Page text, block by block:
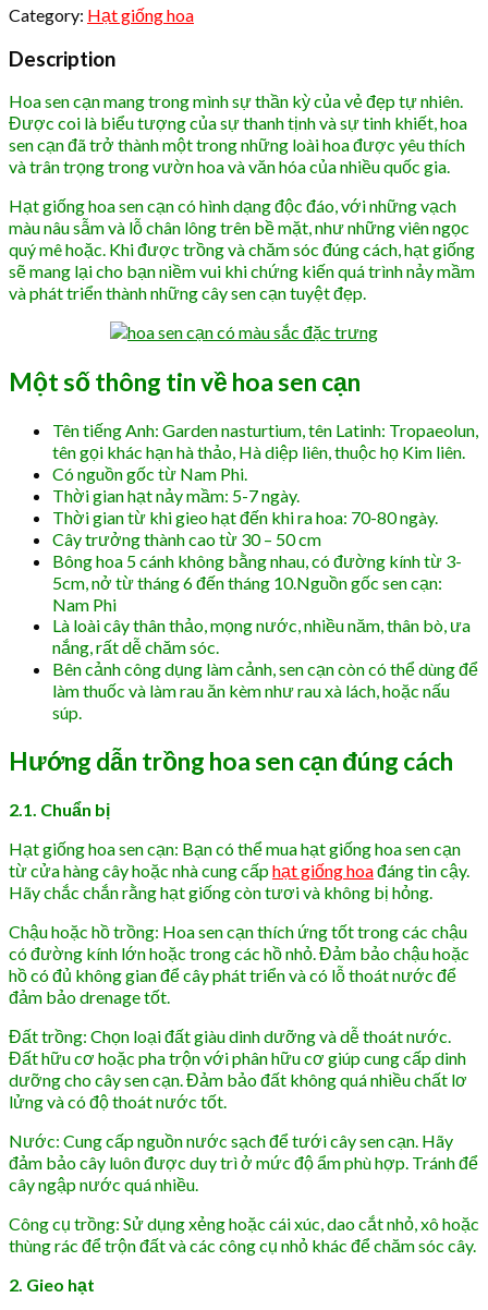
Category: Hạt giống hoa
Description
Hoa sen cạn mang trong mình sự thần kỳ của vẻ đẹp tự nhiên.
Được coi là biểu tượng của sự thanh tịnh và sự tinh khiết, hoa
sen cạn đã trở thành một trong những loài hoa được yêu thích
và trân trọng trong vườn hoa và văn hóa của nhiều quốc gia.
Hạt giống hoa sen cạn có hình dạng độc đáo, với những vạch
màu nâu sẫm và lỗ chân lông trên bề mặt, như những viên ngọc
quý mê hoặc. Khi được trồng và chăm sóc đúng cách, hạt giống
sẽ mang lại cho bạn niềm vui khi chứng kiến quá trình nảy mầm
và phát triển thành những cây sen cạn tuyệt đẹp.
Một số thông tin về hoa sen cạn
Tên tiếng Anh: Garden nasturtium, tên Latinh: Tropaeolun,
tên gọi khác hạn hà thảo, Hà diệp liên, thuộc họ Kim liên.
Có nguồn gốc từ Nam Phi.
Thời gian hạt nảy mầm: 5-7 ngày.
Thời gian từ khi gieo hạt đến khi ra hoa: 70-80 ngày.
Cây trưởng thành cao từ 30 – 50 cm
Bông hoa 5 cánh không bằng nhau, có đường kính từ 3-
5cm, nở từ tháng 6 đến tháng 10.Nguồn gốc sen cạn:
Nam Phi
Là loài cây thân thảo, mọng nước, nhiều năm, thân bò, ưa
nắng, rất dễ chăm sóc.
Bên cảnh công dụng làm cảnh, sen cạn còn có thể dùng để
làm thuốc và làm rau ăn kèm như rau xà lách, hoặc nấu
súp.
Hướng dẫn trồng hoa sen cạn đúng cách
2.1. Chuẩn bị
Hạt giống hoa sen cạn: Bạn có thể mua hạt giống hoa sen cạn
từ cửa hàng cây hoặc nhà cung cấphạt giống hoađáng tin cậy.
Hãy chắc chắn rằng hạt giống còn tươi và không bị hỏng.
Chậu hoặc hồ trồng: Hoa sen cạn thích ứng tốt trong các chậu
có đường kính lớn hoặc trong các hồ nhỏ. Đảm bảo chậu hoặc
hồ có đủ không gian để cây phát triển và có lỗ thoát nước để
đảm bảo drenage tốt.
Đất trồng: Chọn loại đất giàu dinh dưỡng và dễ thoát nước.
Đất hữu cơ hoặc pha trộn với phân hữu cơ giúp cung cấp dinh
dưỡng cho cây sen cạn. Đảm bảo đất không quá nhiều chất lơ
lửng và có độ thoát nước tốt.
Nước: Cung cấp nguồn nước sạch để tưới cây sen cạn. Hãy
đảm bảo cây luôn được duy trì ở mức độ ẩm phù hợp. Tránh để
cây ngập nước quá nhiều.
Công cụ trồng: Sử dụng xẻng hoặc cái xúc, dao cắt nhỏ, xô hoặc
thùng rác để trộn đất và các công cụ nhỏ khác để chăm sóc cây.
2. Gieo hạt